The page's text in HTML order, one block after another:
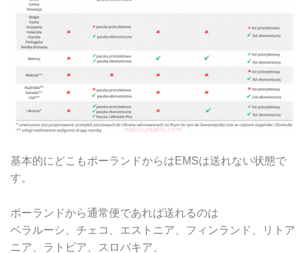
基本的にどこもポーランドからはEMSは送れない状態で
す。
ポーランドから通常便であれば送れるのは
ベラルーシ、チェコ、エストニア、フィンランド、リトア
ニア、ラトビア、スロバキア、